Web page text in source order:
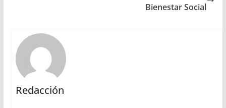
Bienestar Social
Redacción